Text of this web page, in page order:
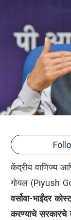
केंद्रीय वाणिज्य
गोयल (Piyush
वर्सोवा-भाईंदर
करण्याचे सरकारचे